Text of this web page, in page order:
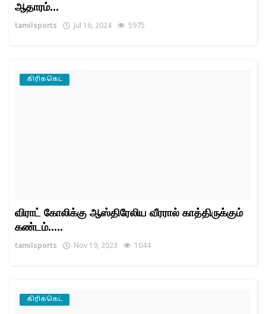
ஆதாரம்...
tamilsports Jul 16, 2024 5975
கிரிக்கெட்
விராட் கோலிக்கு ஆஸ்திரேலிய வீரரால் காத்திருக்கும்
கண்டம்.....
tamilsports Nov 19, 2023 1044
கிரிக்கெட்